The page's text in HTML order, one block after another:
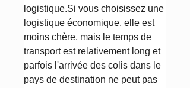
logistique.Si vous choisissez une
logistique économique, elle est
moins chère, mais le temps de
transport est relativement long et
parfois l'arrivée des colis dans le
pays de destination ne peut pas